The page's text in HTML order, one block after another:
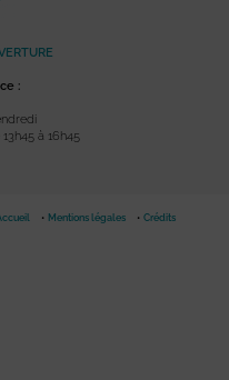
:
à 16h45
Mentions légales Crédits